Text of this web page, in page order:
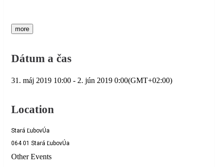
more
Dátum a čas
31. máj 2019 10:00 - 2. jún 2019 0:00(GMT+02:00)
Location
Stará ĽubovÚa
064 01 Stará ĽubovÚa
Other Events